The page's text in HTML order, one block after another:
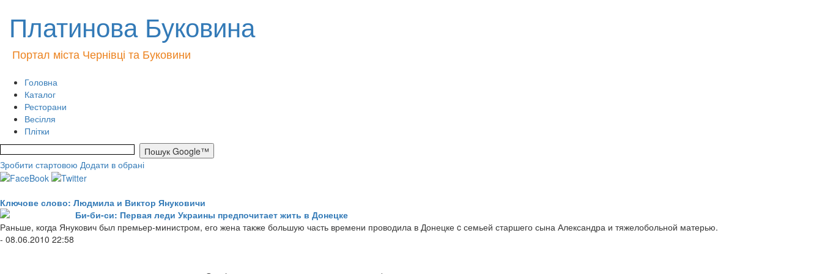
Платинова Буковина
Портал міста Чернівці та Буковини
Головна
Каталог
Ресторани
Весілля
Плітки
Зробити стартовою Додати в обрані
Ключове слово: Людмила и Виктор Януковичи
Би-би-си: Первая леди Украины предпочитает жить в Донецке
Раньше, когда Янукович был премьер-министром, его жена также большую часть времени проводила в Донецке c семьей старшего сына Александра и тяжелобольной матерью.
- 08.06.2010 22:58